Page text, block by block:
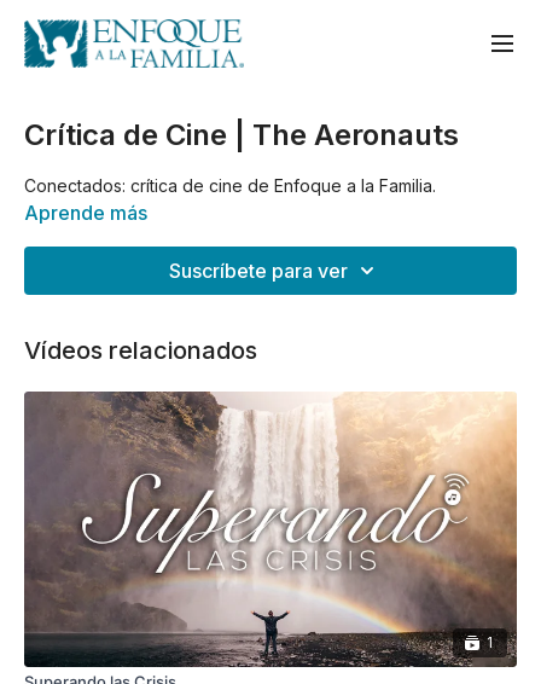
Crítica de Cine | The Aeronauts
Conectados: crítica de cine de Enfoque a la Familia.
Aprende más
Suscríbete para ver
Vídeos relacionados
1